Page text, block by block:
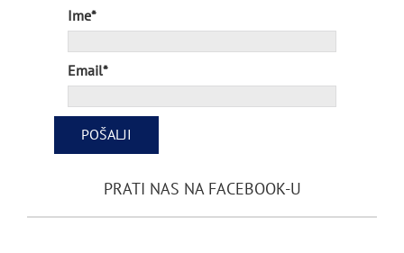
Ime*
Email*
PRATI NAS NA FACEBOOK-U